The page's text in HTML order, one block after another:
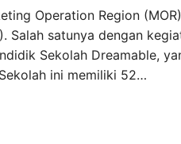
Operation Region
Salah satunya dengan
Sekolah Dreamable,
ini memiliki 52…